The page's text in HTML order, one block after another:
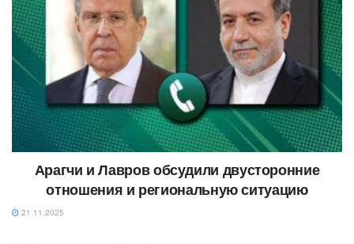
Арагчи и Лавров обсудили двусторонние
отношения и региональную ситуацию
21.11.2025